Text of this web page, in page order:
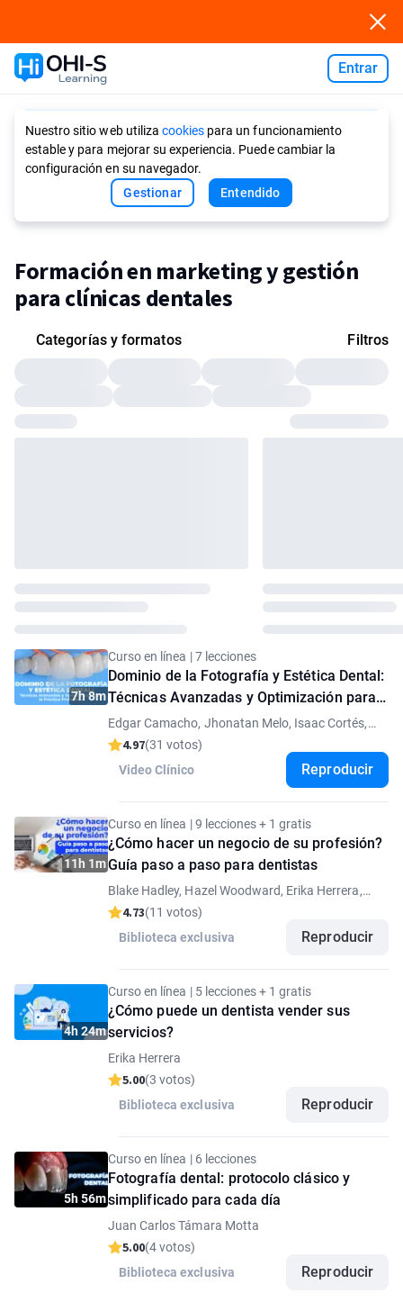
Entrar
Nuestro sitio web utiliza cookies para un funcionamiento
estable y para mejorar su experiencia. Puede cambiar la
configuración en su navegador.
Gestionar
Entendido
Formación en marketing y gestión
para clínicas dentales
Categorías y formatos Filtros
7h 8m
Curso en línea | 7 lecciones
Dominio de la Fotografía y Estética Dental:
Técnicas Avanzadas y Optimización para
la Práctica Profesiona
Edgar Camacho, Jhonatan Melo, Isaac Cortés,
Jorge Valladares, Rafael Osma, Jorge Mata
4.97(31 votos)
Video Clínico
Reproducir
11h 1m
Curso en línea | 9 lecciones + 1 gratis
¿Cómo hacer un negocio de su profesión?
Guía paso a paso para dentistas
Blake Hadley, Hazel Woodward, Erika Herrera,
Mohamed Nadim, Anna-Maria Yiannikos, Samuel
Rockson, Anna Fortea Paricio
4.73(11 votos)
Biblioteca exclusiva
Reproducir
4h 24m
Curso en línea | 5 lecciones + 1 gratis
¿Cómo puede un dentista vender sus
servicios?
Erika Herrera
5.00(3 votos)
Biblioteca exclusiva
Reproducir
5h 56m
Curso en línea | 6 lecciones
Fotografía dental: protocolo clásico y
simplificado para cada día
Juan Carlos Támara Motta
5.00(4 votos)
Biblioteca exclusiva
Reproducir